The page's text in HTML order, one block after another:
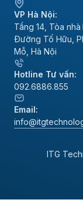
VP Hà Nội:
Tầng 14, Tòa nhà
Đường Tố Hữu,
Mỗ, Hà Nội
Hotline Tư vấn:
092.6886.855
Email:
ITG